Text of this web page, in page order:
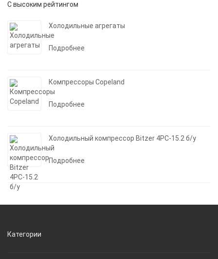
С высоким рейтингом
Холодильные агрегаты
Подробнее
Компрессоры Copeland
Подробнее
Холодильный компрессор Bitzer 4PC-15.2 б/у
Подробнее
Категории